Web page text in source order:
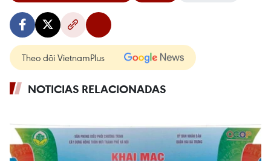
Theo dõi VietnamPlus
NOTICIAS RELACIONADAS